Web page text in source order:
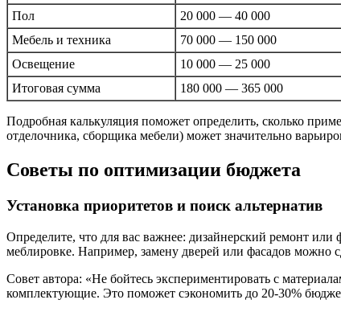
Пол
20 000 — 40 000
Мебель и техника
70 000 — 150 000
Освещение
10 000 — 25 000
Итоговая сумма
180 000 — 365 000
Подробная калькуляция поможет определить, сколько
отделочника, сборщика мебели) может значительно
Советы по оптимизации бюджета
Установка приоритетов и поиск альтернатив
Определите, что для вас важнее: дизайнерский ремонт
меблировке. Например, замену дверей или фасадов можно
Совет автора: «Не бойтесь экспериментировать с
комплектующие. Это поможет сэкономить до 20-30%